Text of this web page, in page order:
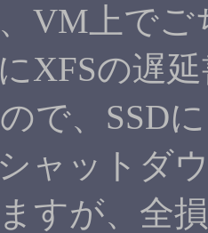
VM上で
XFSの遅
で、SSD
ャットダ
すが、全